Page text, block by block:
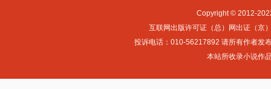
Copyright © 2012-
互联网出版许可证（总）网出证（京
投诉电话：010-56217892 请所有作者发
本站所收录小说作